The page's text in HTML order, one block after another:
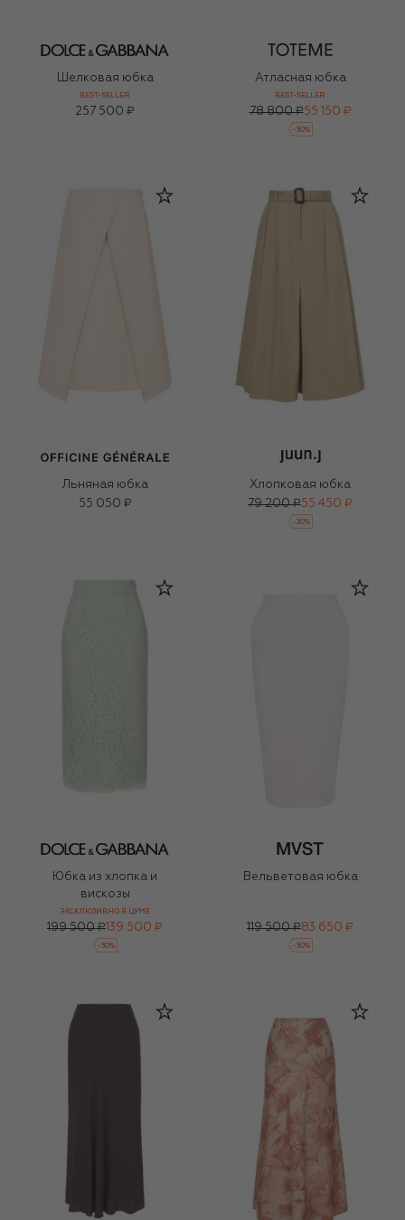
Шелковая юбка
BEST-SELLER
257 500 ₽
Атласная юбка
BEST-SELLER
78 800 ₽55 150 ₽
-30%
Льняная юбка
55 050 ₽
Хлопковая юбка
79 200 ₽55 450 ₽
-30%
Юбка из хлопка и
вискозы
ЭКСКЛЮЗИВНО В ЦУМЕ
199 500 ₽ 139 500 ₽
-30%
Вельветовая юбка
119 500 ₽83 650 ₽
-30%